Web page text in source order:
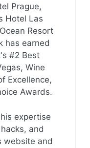
Prague,
Hotel Las
Resort
has earned
#2 Best
Wine
Excellence,
Awards.
expertise
and
website and